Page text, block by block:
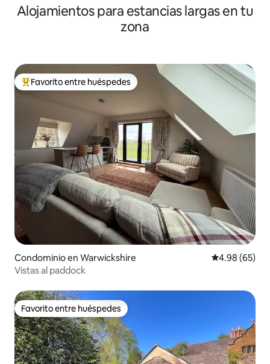
Alojamientos para estancias largas en tu
zona
De los mejores en Favorito entre huéspedes
Favorito entre huéspedes
Condominio en Warwickshire Calificación
4.98 (65)
Vistas al paddock
Favorito entre huéspedes
Favorito entre huéspedes